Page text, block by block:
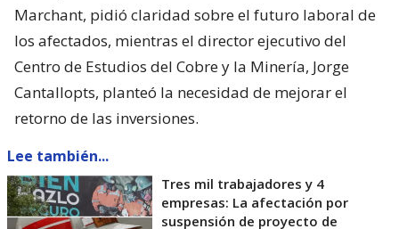
Marchant, pidió claridad sobre el futuro laboral de
los afectados, mientras el director ejecutivo del
Centro de Estudios del Cobre y la Minería, Jorge
Cantallopts, planteó la necesidad de mejorar el
retorno de las inversiones.
Lee también...
Tres mil trabajadores y 4
empresas: La afectación por
suspensión de proyecto de